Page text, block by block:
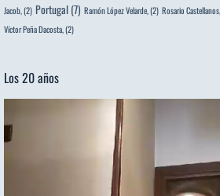
Jacob, (2) Portugal (7) Ramón López Velarde, (2) Rosario Castellanos,
Víctor Peña Dacosta, (2)
Los 20 años
de
vídeo